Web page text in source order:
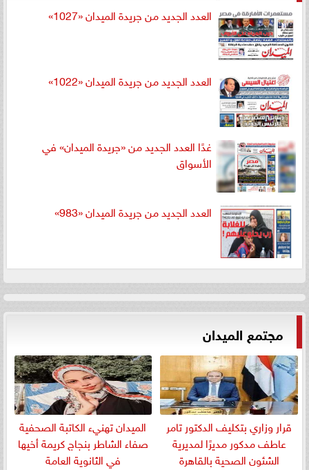
العدد الجديد من جريدة الميدان «1027»
العدد الجديد من جريدة الميدان «1022»
غدًا العدد الجديد من «جريدة الميدان» في
الأسواق
العدد الجديد من جريدة الميدان «983»
مجتمع الميدان
قرار وزاري بتكليف الدكتور تامر
عاطف مدكور مديرًا لمديرية
الشئون الصحية بالقاهرة
الميدان تهنيء الكاتبة الصحفية
صفاء الشاطر بنجاج كريمة أخيها
في الثانوية العامة